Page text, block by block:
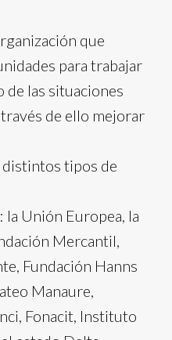
que
para trabajar
las situaciones
de ello mejorar
distintos tipos de
Unión Europea, la
Mercantil,
Fundación Hanns
Manaure,
Fonacit, Instituto